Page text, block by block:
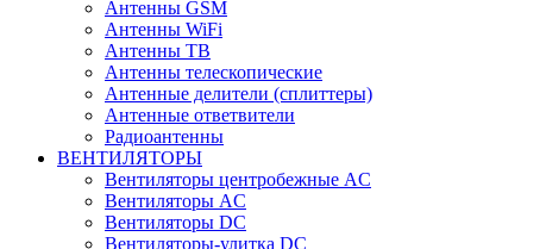
Антенны GSM
Антенны WiFi
Антенны ТВ
Антенны телескопические
Антенные делители (сплиттеры)
Антенные ответвители
Радиоантенны
ВЕНТИЛЯТОРЫ
Вентиляторы центробежные AC
Вентиляторы AC
Вентиляторы DC
Вентиляторы-улитка DC